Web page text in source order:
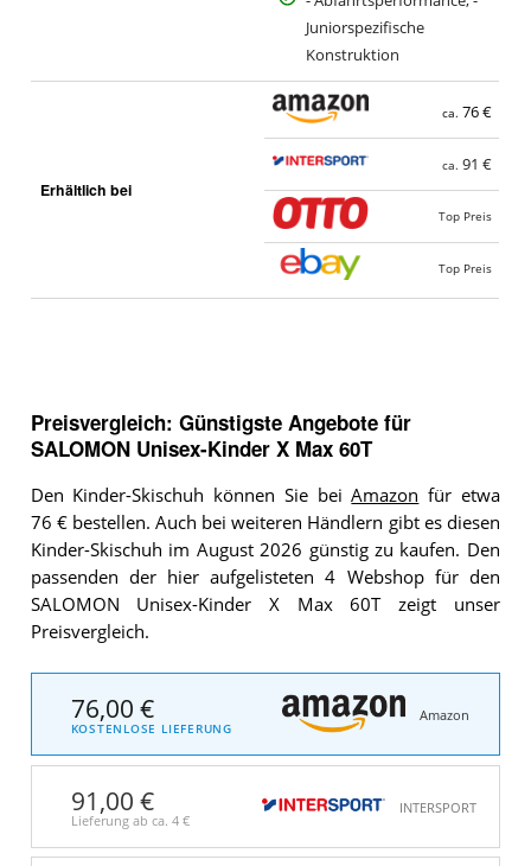
Juniorspezifische
Konstruktion
Erhältlich bei
ca. 76 €
ca. 91 €
Top Preis
Top Preis
Preisvergleich: Günstigste Angebote für
SALOMON Unisex-Kinder X Max 60T
Den Kinder-Skischuh können Sie beiAmazon für etwa
76 € bestellen. Auch bei weiteren Händlern gibt es diesen
Kinder-Skischuh im August 2026 günstig zu kaufen. Den
passenden der hier aufgelisteten 4 Webshop für den
SALOMON Unisex-Kinder X Max 60T zeigt unser
Preisvergleich.
76,00 €
KOSTENLOSE LIEFERUNG
Amazon
91,00 €
Lieferung ab ca. 4 €
INTERSPORT